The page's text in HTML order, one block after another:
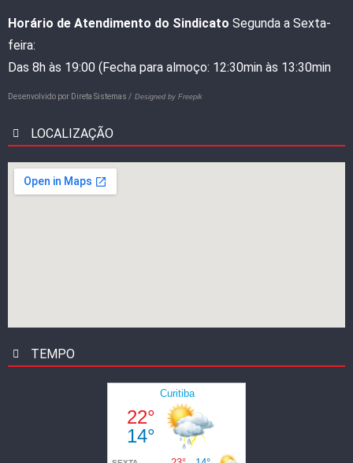
Horário de Atendimento do Sindicato Segunda a Sexta-
feira:
Das 8h às 19:00 (Fecha para almoço: 12:30min às 13:30min
Desenvolvido por Direta Sistemas / Designed by Freepik
LOCALIZAÇÃO
TEMPO